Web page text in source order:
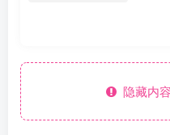
隐藏内